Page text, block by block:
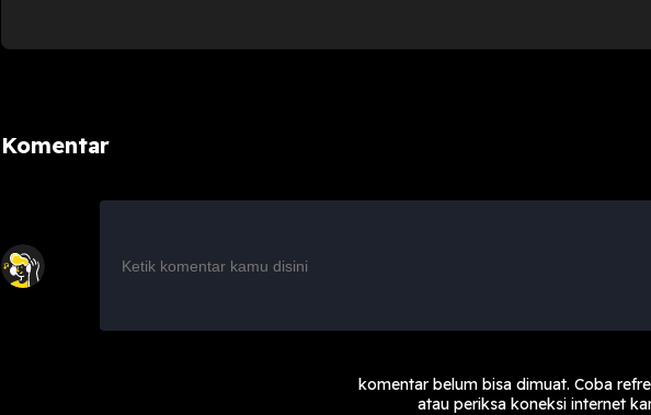
Komentar
komentar belum bisa dimuat. Coba
atau periksa koneksi internet